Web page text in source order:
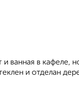
ванная в кафeлe,
и отделан